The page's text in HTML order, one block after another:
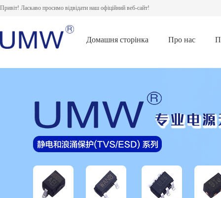
Привіт! Ласкаво просимо відвідати наш офіційний веб-сайт!
Домашня сторінка Про нас